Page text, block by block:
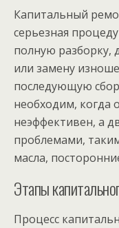
Капитальный
серьезная
полную разборку,
или замену
последующую
необходим, когда
неэффективен, а
проблемами,
масла,
Этапы
Процесс